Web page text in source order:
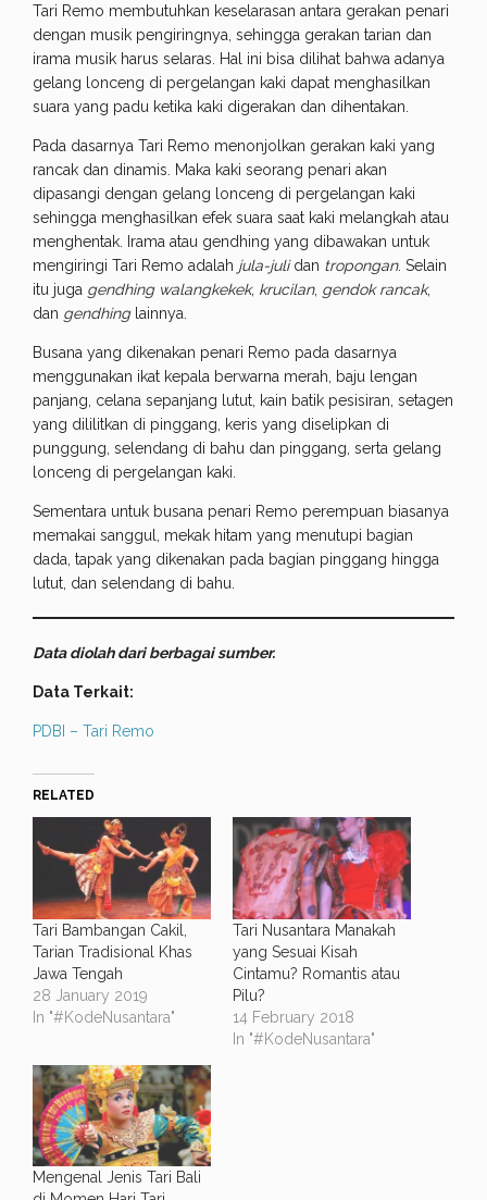
Tari Remo membutuhkan keselarasan antara gerakan penari
dengan musik pengiringnya, sehingga gerakan tarian dan
irama musik harus selaras. Hal ini bisa dilihat bahwa adanya
gelang lonceng di pergelangan kaki dapat menghasilkan
suara yang padu ketika kaki digerakan dan dihentakan.
Pada dasarnya Tari Remo menonjolkan gerakan kaki yang
rancak dan dinamis. Maka kaki seorang penari akan
dipasangi dengan gelang lonceng di pergelangan kaki
sehingga menghasilkan efek suara saat kaki melangkah atau
menghentak. Irama atau gendhing yang dibawakan untuk
mengiringi Tari Remo adalah jula-julidan tropongan. Selain
itu juga gendhing walangkekek, krucilan, gendok rancak,
dan gendhinglainnya.
Busana yang dikenakan penari Remo pada dasarnya
menggunakan ikat kepala berwarna merah, baju lengan
panjang, celana sepanjang lutut, kain batik pesisiran, setagen
yang dililitkan di pinggang, keris yang diselipkan di
punggung, selendang di bahu dan pinggang, serta gelang
lonceng di pergelangan kaki.
Sementara untuk busana penari Remo perempuan biasanya
memakai sanggul, mekak hitam yang menutupi bagian
dada, tapak yang dikenakan pada bagian pinggang hingga
lutut, dan selendang di bahu.
Data diolah dari berbagai sumber.
Data Terkait:
PDBI – Tari Remo
RELATED
Tari Bambangan Cakil,
Tarian Tradisional Khas
Jawa Tengah
28 January 2019
In "#KodeNusantara"
Tari Nusantara Manakah
yang Sesuai Kisah
Cintamu? Romantis atau
Pilu?
14 February 2018
In "#KodeNusantara"
Mengenal Jenis Tari Bali